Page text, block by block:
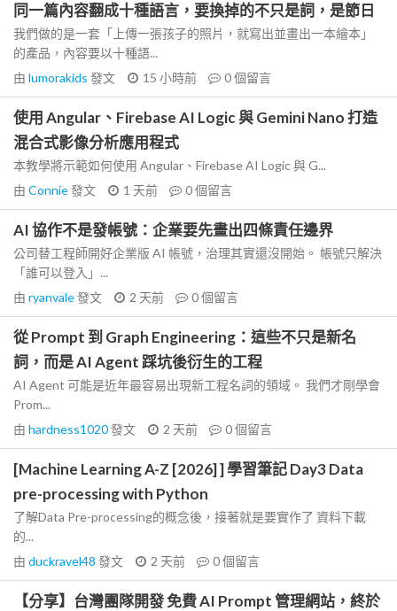
同一篇內容翻成十種語言，要換掉的不只是詞，是節日
我們做的是一套「上傳一張孩子的照片，就寫出並畫出一本繪本」
的產品，內容要以十種語...
由 lumorakids 發文 15 小時前 0個留言
使用 Angular、Firebase AI Logic 與 Gemini Nano 打造
混合式影像分析應用程式
本教學將示範如何使用 Angular、Firebase AI Logic 與 G...
由 Connie發文 1 天前 0個留言
AI 協作不是發帳號：企業要先畫出四條責任邊界
公司替工程師開好企業版 AI 帳號，治理其實還沒開始。 帳號只解決
「誰可以登入」...
由 ryanvale發文 2 天前 0個留言
從 Prompt 到 Graph Engineering：這些不只是新名
詞，而是 AI Agent 踩坑後衍生的工程
AI Agent 可能是近年最容易出現新工程名詞的領域。 我們才剛學會
Prom...
由 hardness1020發文 2 天前 0個留言
[Machine Learning A-Z [2026] ] 學習筆記 Day3 Data
pre-processing with Python
了解Data Pre-processing的概念後，接著就是要實作了 資料下載
的...
由 duckravel48 發文 2 天前 0個留言
【分享】台灣團隊開發 免費 AI Prompt 管理網站，終於